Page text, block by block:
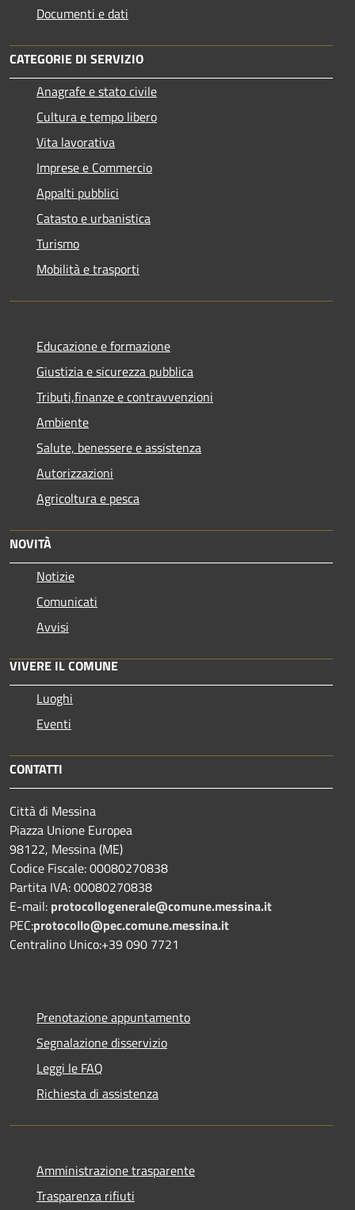
Documenti e dati
CATEGORIE DI SERVIZIO
Anagrafe e stato civile
Cultura e tempo libero
Vita lavorativa
Imprese e Commercio
Appalti pubblici
Catasto e urbanistica
Turismo
Mobilità e trasporti
Educazione e formazione
Giustizia e sicurezza pubblica
Tributi,finanze e contravvenzioni
Ambiente
Salute, benessere e assistenza
Autorizzazioni
Agricoltura e pesca
NOVITÀ
Notizie
Comunicati
Avvisi
VIVERE IL COMUNE
Luoghi
Eventi
CONTATTI
Città di Messina
Piazza Unione Europea
98122, Messina (ME)
Codice Fiscale: 00080270838
Partita IVA: 00080270838
E-mail: protocollogenerale@comune.messina.it
PEC:protocollo@pec.comune.messina.it
Centralino Unico:+39 090 7721
Prenotazione appuntamento
Segnalazione disservizio
Leggi le FAQ
Richiesta di assistenza
Amministrazione trasparente
Trasparenza rifiuti